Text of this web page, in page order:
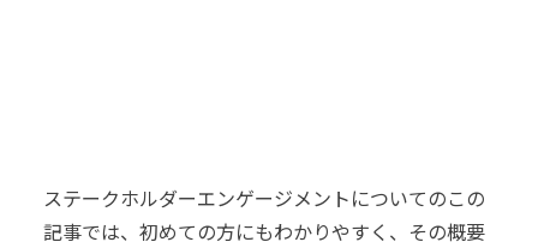
ステークホルダーエンゲージメントについてのこの
記事では、初めての方にもわかりやすく、その概要